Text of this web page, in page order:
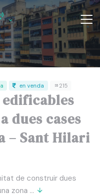
en venda 215
edificables
dues cases
– Sant Hilari
de construir dues
zona ...